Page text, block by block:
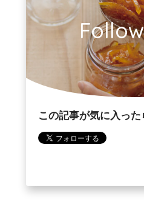
この記事が気に入っ